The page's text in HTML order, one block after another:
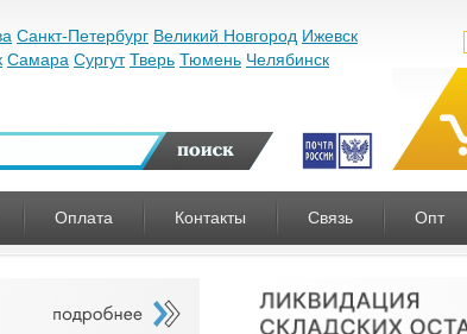
Санкт-Петербург Великий Новгород Ижевск
Самара Сургут Тверь Тюмень Челябинск
Оплата Контакты Связь Опт